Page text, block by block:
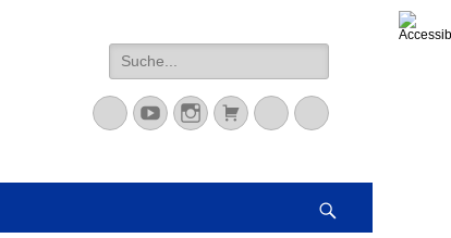
Suche
nach:
Mastodon
YouTubeInstagramWarenkorb
CloudPeertube